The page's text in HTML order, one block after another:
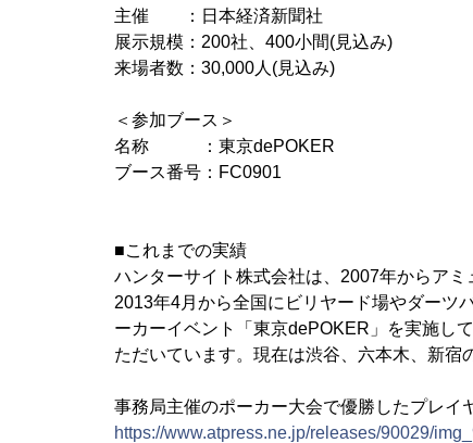
主催 ：日本経済新聞社
展示規模：200社、400小間(見込み)
来場者数：30,000人(見込み)
＜参加ブース＞
名称 ：東京dePOKER
ブース番号：FC0901
■これまでの実績
ハンターサイト株式会社は、2007年からア
2013年4月から全国にビリヤード場やダーツ
ーカーイベント「東京dePOKER」を実施し
ただいています。現在は渋谷、六本木、新宿
事務局主催のポーカー大会で優勝したプレイ
https://www.atpress.ne.jp/releases/90029/